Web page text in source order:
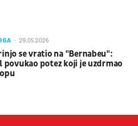
29.05.2026
se vratio na "Bernabeu":
povukao potez koji je uzdrmao